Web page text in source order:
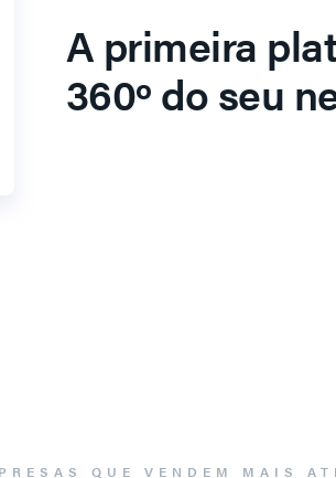
A primeira
360º do seu
QUE VENDEM MAIS